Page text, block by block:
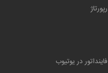
رپورتاژ
فاینداتور در یوتیوب